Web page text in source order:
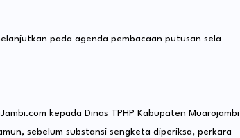
pada agenda pembacaan putusan sela
kepada Dinas TPHP Kabupaten Muarojambi
sebelum substansi sengketa diperiksa, perkara